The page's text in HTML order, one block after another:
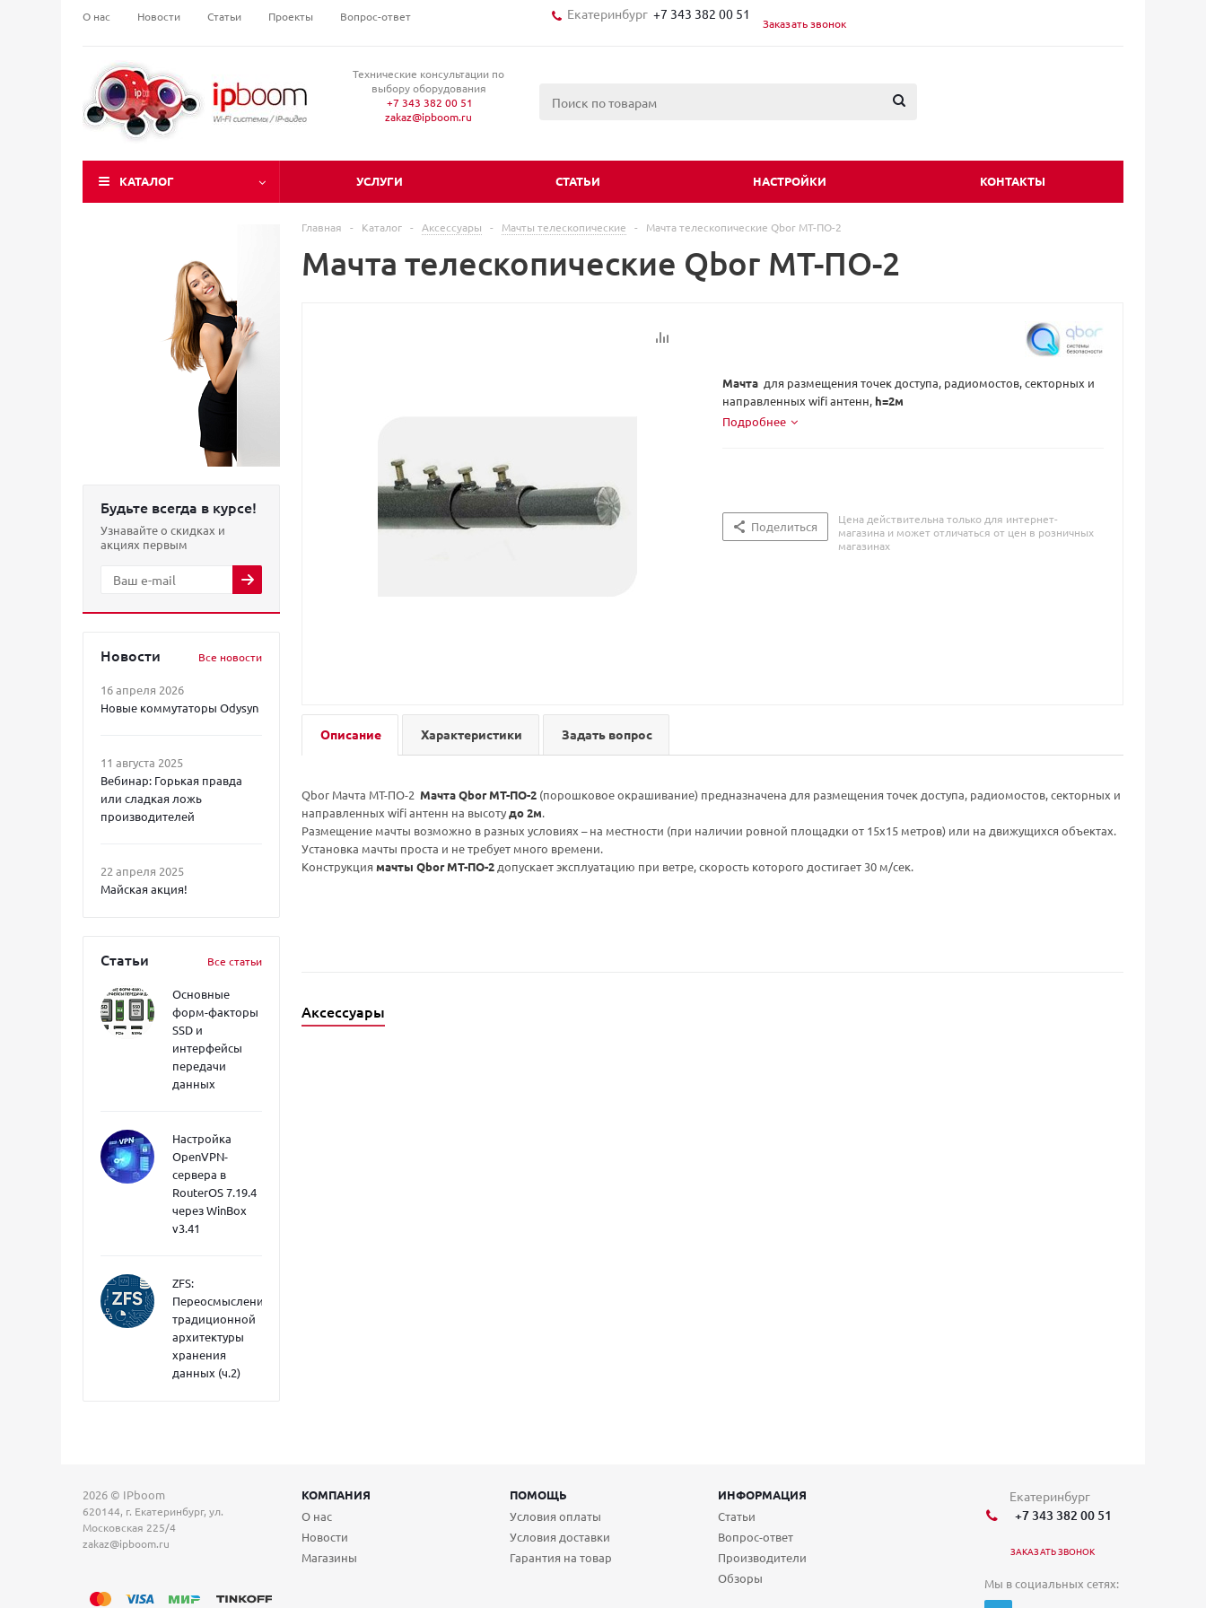
О нас Новости Статьи Проекты Вопрос-ответ Екатеринбург +7 343 382 00 51
Заказать звонок
Технические консультации по
выбору оборудования
+7 343 382 00 51
zakaz@ipboom.ru
КАТАЛОГ УСЛУГИ СТАТЬИ НАСТРОЙКИ КОНТАКТЫ
Будьте всегда в курсе!
Узнавайте о скидках и
акциях первым
Новости Все новости
16 апреля 2026
Новые коммутаторы Odysyn
11 августа 2025
Вебинар: Горькая правда
или сладкая ложь
производителей
22 апреля 2025
Майская акция!
Статьи Все статьи
Основные
форм-факторы
SSD и
интерфейсы
передачи
данных
Настройка
OpenVPN-
сервера в
RouterOS 7.19.4
через WinBox
v3.41
ZFS:
Переосмысление
традиционной
архитектуры
хранения
данных (ч.2)
Главная - Каталог - Аксессуары - Мачты телескопические - Мачта телескопические Qbor МТ-ПО-2
Мачта телескопические Qbor МТ-ПО-2
Мачта для размещения точек доступа, радиомостов, секторных и
направленных wifi антенн, h=2м
Подробнее
Поделиться
Цена действительна только для интернет-
магазина и может отличаться от цен в розничных
магазинах
Описание Характеристики Задать вопрос
Qbor Мачта МТ-ПО-2 Мачта Qbor МТ-ПО-2 (порошковое окрашивание) предназначена для размещения точек доступа, радиомостов, секторных и
направленных wifi антенн на высотудо 2м.
Размещение мачты возможно в разных условиях – на местности (при наличии ровной площадки от 15х15 метров) или на движущихся объектах.
Установка мачты проста и не требует много времени.
Конструкция мачты Qbor МТ-ПО-2 допускает эксплуатацию при ветре, скорость которого достигает 30 м/сек.
Аксессуары
2026 © IPboom
620144, г. Екатеринбург, ул.
Московская 225/4
zakaz@ipboom.ru
КОМПАНИЯ ПОМОЩЬ
ИНФОРМАЦИЯ
О нас
Новости
Магазины
Условия оплаты
Условия доставки
Гарантия на товар
Статьи
Вопрос-ответ
Производители
Обзоры
Екатеринбург
+7 343 382 00 51
ЗАКАЗАТЬ ЗВОНОК
Мы в социальных сетях: